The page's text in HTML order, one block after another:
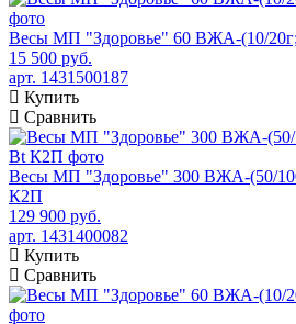
Весы МП "Здоровье" 60 ВЖА-(10/
15 500 руб.
арт. 1431500187
Купить
Сравнить
Весы МП "Здоровье" 300 ВЖА-(50/
К2П
129 900 руб.
арт. 1431400082
Купить
Сравнить